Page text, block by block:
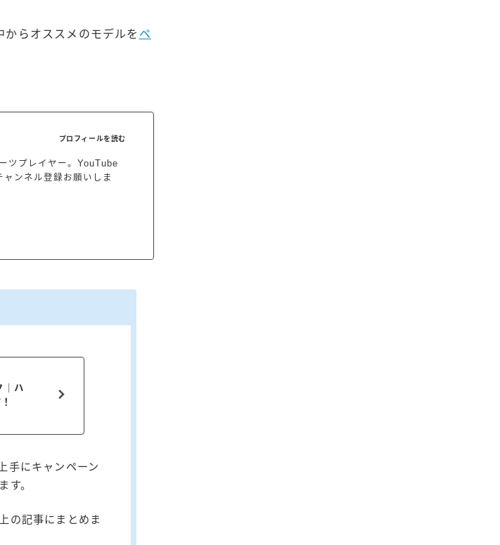
らオススメのモデルを ペ
ツプレイヤー。YouTube
ンネル登録お願いしま
プロフィールを読む
｜ハ
手にキャンペーン
す。
の記事にまとめま